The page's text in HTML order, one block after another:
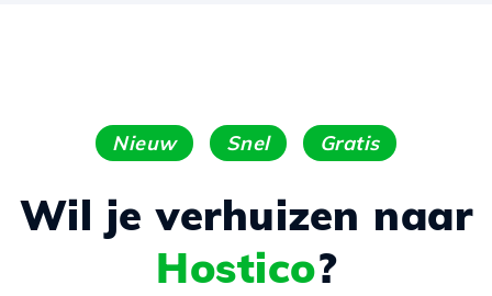
Nieuw Snel Gratis
Wil je verhuizen naar
Hostico?